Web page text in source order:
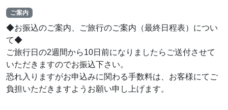
ご案内
◆お振込のご案内、ご旅行のご案内（最終日程表）につい
て◆
ご旅行日の2週間から10日前になりましたらご送付させて
いただきますのでお振込下さい。
恐れ入りますがお申込みに関わる手数料は、お客様にてご
負担いただきますようお願い申し上げます。